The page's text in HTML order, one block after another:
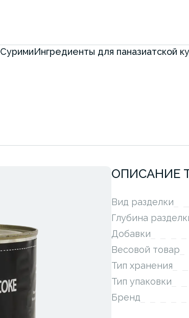
СуримиИнгредиенты для паназиатской
ОПИСАНИЕ
Вид разделки
Глубина
Добавки
Весовой товар
Тип хранения
Тип упаковки
Бренд